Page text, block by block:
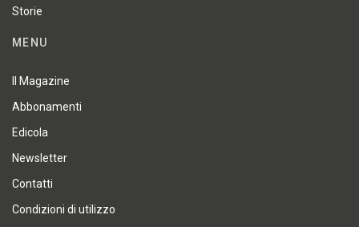
Storie
MENU
Il Magazine
Abbonamenti
Edicola
Newsletter
Contatti
Condizioni di utilizzo